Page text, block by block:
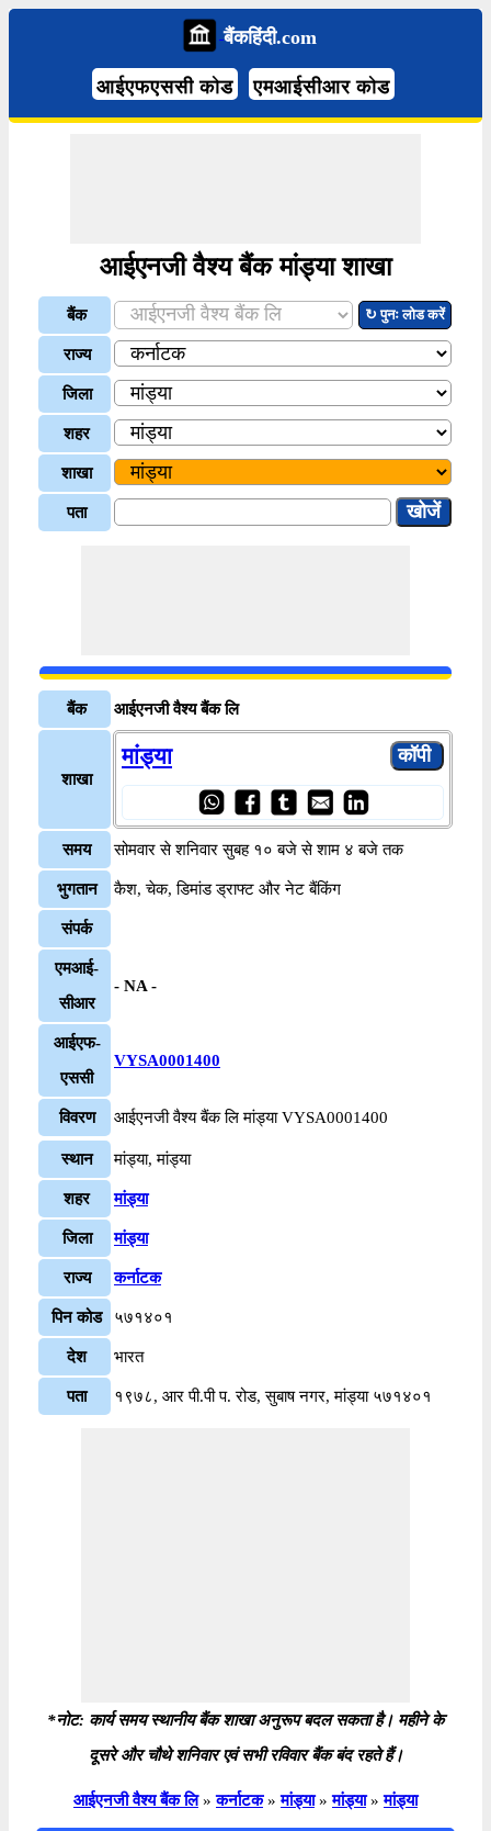
बैंकहिंदी.com
आईएफएससी कोड एमआईसीआर कोड
आईएनजी वैश्य बैंक मांड्या शाखा
बैंक ↻ पुनः लोड करें
राज्य
जिला
शहर
शाखा
पता
बैंक आईएनजी वैश्य बैंक लि
शाखा
मांड्या
समय सोमवार से शनिवार सुबह १० बजे से शाम ४ बजे तक
भुगतान कैश, चेक, डिमांड ड्राफ्ट और नेट बैंकिंग
संपर्क
एमआई-
सीआर
- NA -
आईएफ-
एससी
VYSA0001400
विवरण आईएनजी वैश्य बैंक लि मांड्या VYSA0001400
स्थान मांड्या, मांड्या
शहर मांड्या
जिला मांड्या
राज्य कर्नाटक
पिन कोड ५७१४०१
देश भारत
पता १९७८, आर पी.पी प. रोड, सुबाष नगर, मांड्या ५७१४०१
*नोट: कार्य समय स्थानीय बैंक शाखा अनुरूप बदल सकता है। महीने के
दूसरे और चौथे शनिवार एवं सभी रविवार बैंक बंद रहते हैं।
आईएनजी वैश्य बैंक लि » कर्नाटक » मांड्या » मांड्या » मांड्या